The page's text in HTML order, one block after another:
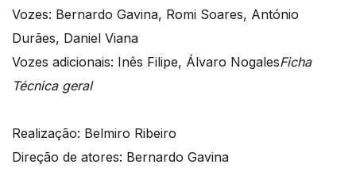
Vozes: Bernardo Gavina, Romi Soares, António
Durães, Daniel Viana
Vozes adicionais: Inês Filipe, Álvaro NogalesFicha
Técnica geral
Realização: Belmiro Ribeiro
Direção de atores: Bernardo Gavina